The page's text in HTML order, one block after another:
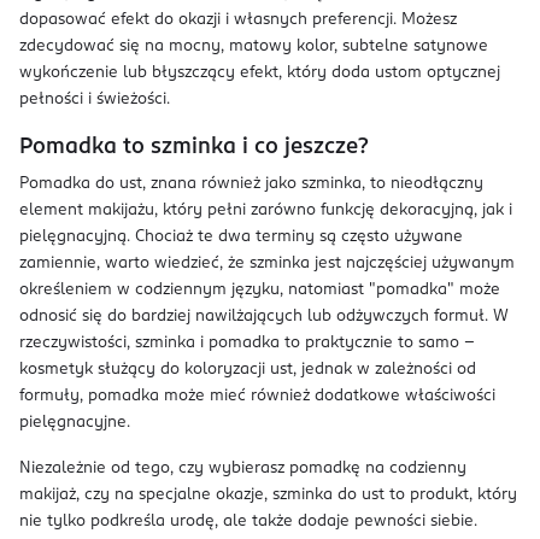
dopasować efekt do okazji i własnych preferencji. Możesz
zdecydować się na mocny, matowy kolor, subtelne satynowe
wykończenie lub błyszczący efekt, który doda ustom optycznej
pełności i świeżości.
Pomadka to szminka i co jeszcze?
Pomadka do ust, znana również jako szminka, to nieodłączny
element makijażu, który pełni zarówno funkcję dekoracyjną, jak i
pielęgnacyjną. Chociaż te dwa terminy są często używane
zamiennie, warto wiedzieć, że szminka jest najczęściej używanym
określeniem w codziennym języku, natomiast "pomadka" może
odnosić się do bardziej nawilżających lub odżywczych formuł. W
rzeczywistości, szminka i pomadka to praktycznie to samo –
kosmetyk służący do koloryzacji ust, jednak w zależności od
formuły, pomadka może mieć również dodatkowe właściwości
pielęgnacyjne.
Niezależnie od tego, czy wybierasz pomadkę na codzienny
makijaż, czy na specjalne okazje, szminka do ust to produkt, który
nie tylko podkreśla urodę, ale także dodaje pewności siebie.